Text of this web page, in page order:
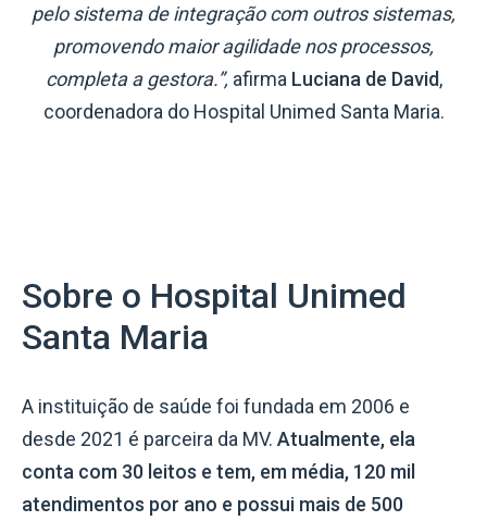
pelo sistema de integração com outros sistemas,
promovendo maior agilidade nos processos,
completa a gestora.”, afirma Luciana de David,
coordenadora do Hospital Unimed Santa Maria.
Sobre o Hospital Unimed
Santa Maria
A instituição de saúde foi fundada em 2006 e
desde 2021 é parceira da MV. Atualmente, ela
conta com 30 leitos e tem, em média, 120 mil
atendimentos por ano e possui mais de 500